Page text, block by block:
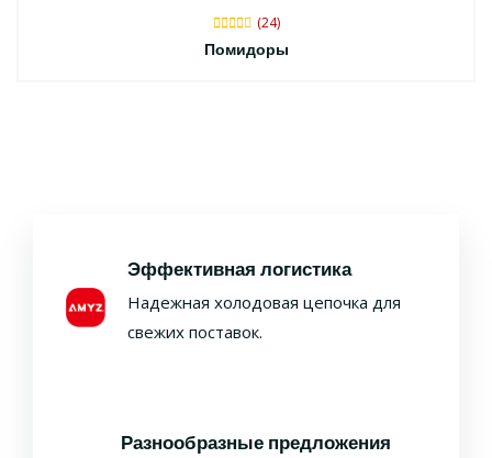
(24)
Помидоры
Эффективная логистика
Надежная холодовая цепочка для
свежих поставок.
Разнообразные предложения